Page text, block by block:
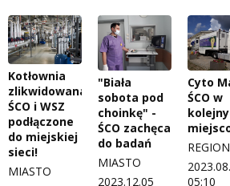
Kotłownia
zlikwidowana.
ŚCO i WSZ
podłączone
do miejskiej
sieci!
MIASTO
"Biała
sobota pod
choinkę" -
ŚCO zachęca
do badań
MIASTO
2023.12.05
Cyto
ŚCO w
REGION
05:10